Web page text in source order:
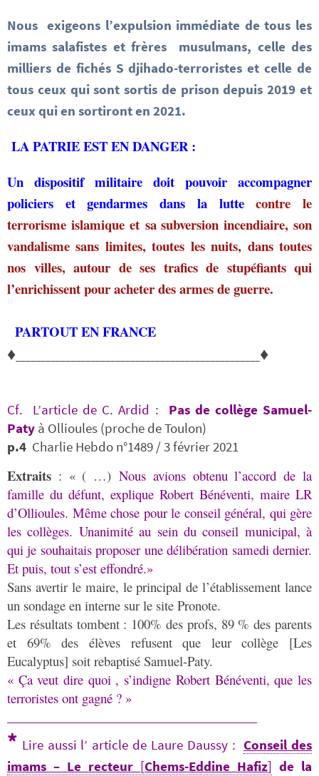
Nous exigeons l’expulsion immédiate de tous les
imams salafistes et frères musulmans, celle des
milliers de fichés S djihado-terroristes et celle de
tous ceux qui sont sortis de prison depuis 2019 et
ceux qui en sortiront en 2021.
LA PATRIE EST EN DANGER :
Un dispositif militaire doit pouvoir accompagner
policiers et gendarmes dans la lutte
contre le
terrorisme islamique et sa subversion incendiaire, son
vandalisme sans limites, toutes les nuits, dans toutes
nos villes, autour de ses trafics de stupéfiants qui
l’enrichissent pour acheter des armes de guerre.
PARTOUT EN FRANCE
♦ ♦
Cf. L’article de C. Ardid :
Pas de collège Samuel-
Paty à Ollioules (proche de Toulon)
p.4 Charlie Hebdo n°1489 / 3 février 2021
Extraits : « ( …) Nous avions obtenu l’accord de la
famille du défunt, explique Robert Bénéventi, maire LR
d’Ollioules. Même chose pour le conseil général, qui gère
les collèges. Unanimité au sein du conseil municipal, à
qui je souhaitais proposer une délibération samedi dernier.
Et puis, tout s’est effondré.»
Sans avertir le maire, le principal de l’établissement lance
un sondage en interne sur le site Pronote.
Les résultats tombent : 100% des profs, 89 % des parents
et 69% des élèves refusent que leur collège [Les
Eucalyptus] soit rebaptisé Samuel-Paty.
« Ça veut dire quoi , s’indigne Robert Bénéventi, que les
terroristes ont gagné ? »
* Lire aussi l’ article de Laure Daussy : Conseil des
imams – Le recteur [Chems-Eddine Hafiz] de la